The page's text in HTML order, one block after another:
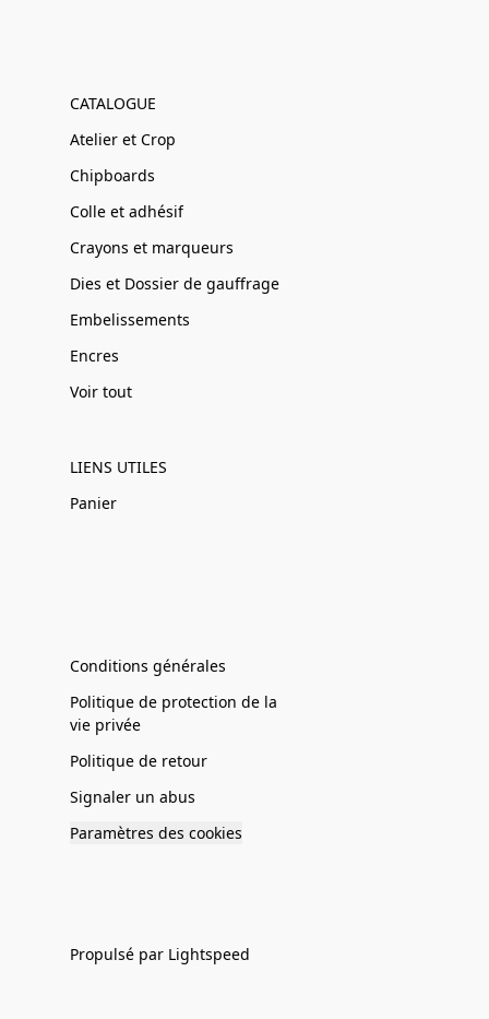
CATALOGUE
Atelier et Crop
Chipboards
Colle et adhésif
Crayons et marqueurs
Dies et Dossier de gauffrage
Embelissements
Encres
Voir tout
LIENS UTILES
Panier
Conditions générales
Politique de protection de la
vie privée
Politique de retour
Signaler un abus
Paramètres des cookies
Propulsé par Lightspeed